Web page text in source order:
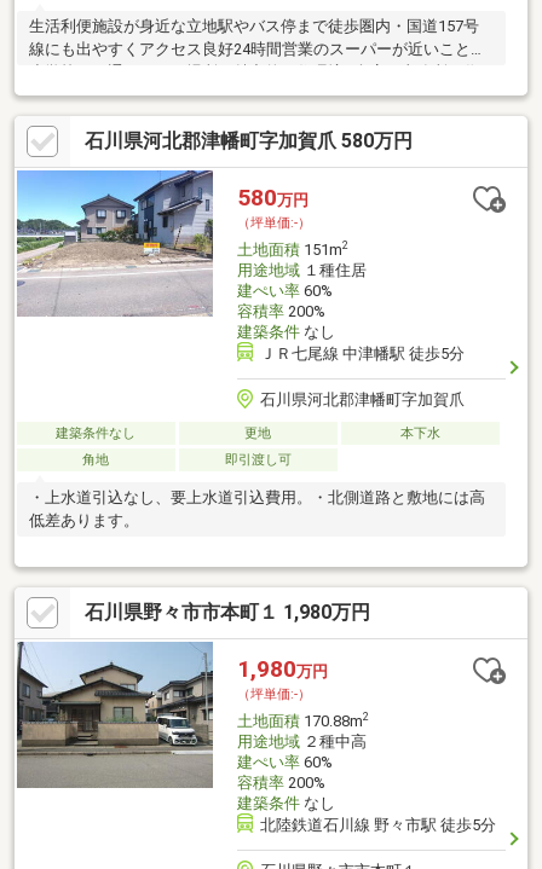
生活利便施設が身近な立地駅やバス停まで徒歩圏内・国道157号
線にも出やすくアクセス良好24時間営業のスーパーが近いこと、
業所）の什器設備等撤去後の引渡しです。隣地：押野4丁目121番
地 売出中
石川県河北郡津幡町字加賀爪 580万円
580万円
（坪単価:-）
土地面積151m2
用途地域１種住居
建ぺい率60%
容積率200%
建築条件なし
ＪＲ七尾線 中津幡駅 徒歩5分
石川県河北郡津幡町字加賀爪
建築条件なし 更地
本下水
角地
即引渡し可
・上水道引込なし、要上水道引込費用。・北側道路と敷地には高
低差あります。
石川県野々市市本町１ 1,980万円
1,980万円
（坪単価:-）
土地面積170.88m2
用途地域２種中高
建ぺい率60%
容積率200%
建築条件なし
北陸鉄道石川線 野々市駅 徒歩5分